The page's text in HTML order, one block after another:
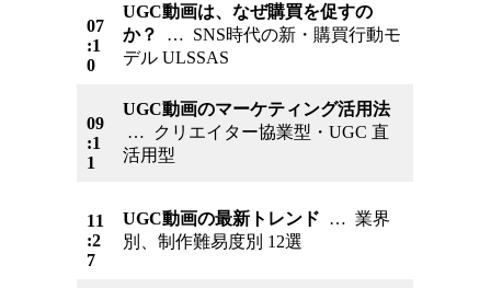
07
:1
0
UGC動画は、なぜ購買を促すの
か？
… SNS時代の新・購買行動モ
デル ULSSAS
09
:1
1
UGC動画のマーケティング活用法
… クリエイター協業型・UGC 直
活用型
11
:2
7
UGC動画の最新トレンド … 業界
別、制作難易度別 12選